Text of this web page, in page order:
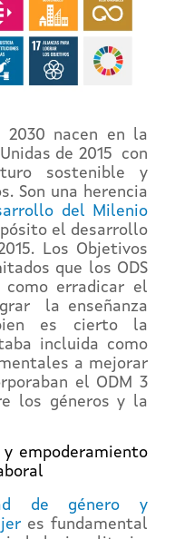
2030 nacen en la
de 2015 con
sostenible y
Son una herencia
del Milenio
el desarrollo
Los Objetivos
que los ODS
erradicar el
la enseñanza
es cierto la
incluida como
a mejorar
el ODM 3
los géneros y la
y empoderamiento
de género y
es fundamental